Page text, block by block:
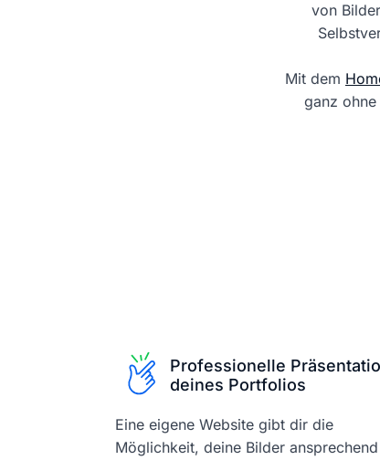
von
Mit dem
ganz
Professionelle
deines Portfolios
Eine eigene Website gibt dir die
Möglichkeit, deine Bilder